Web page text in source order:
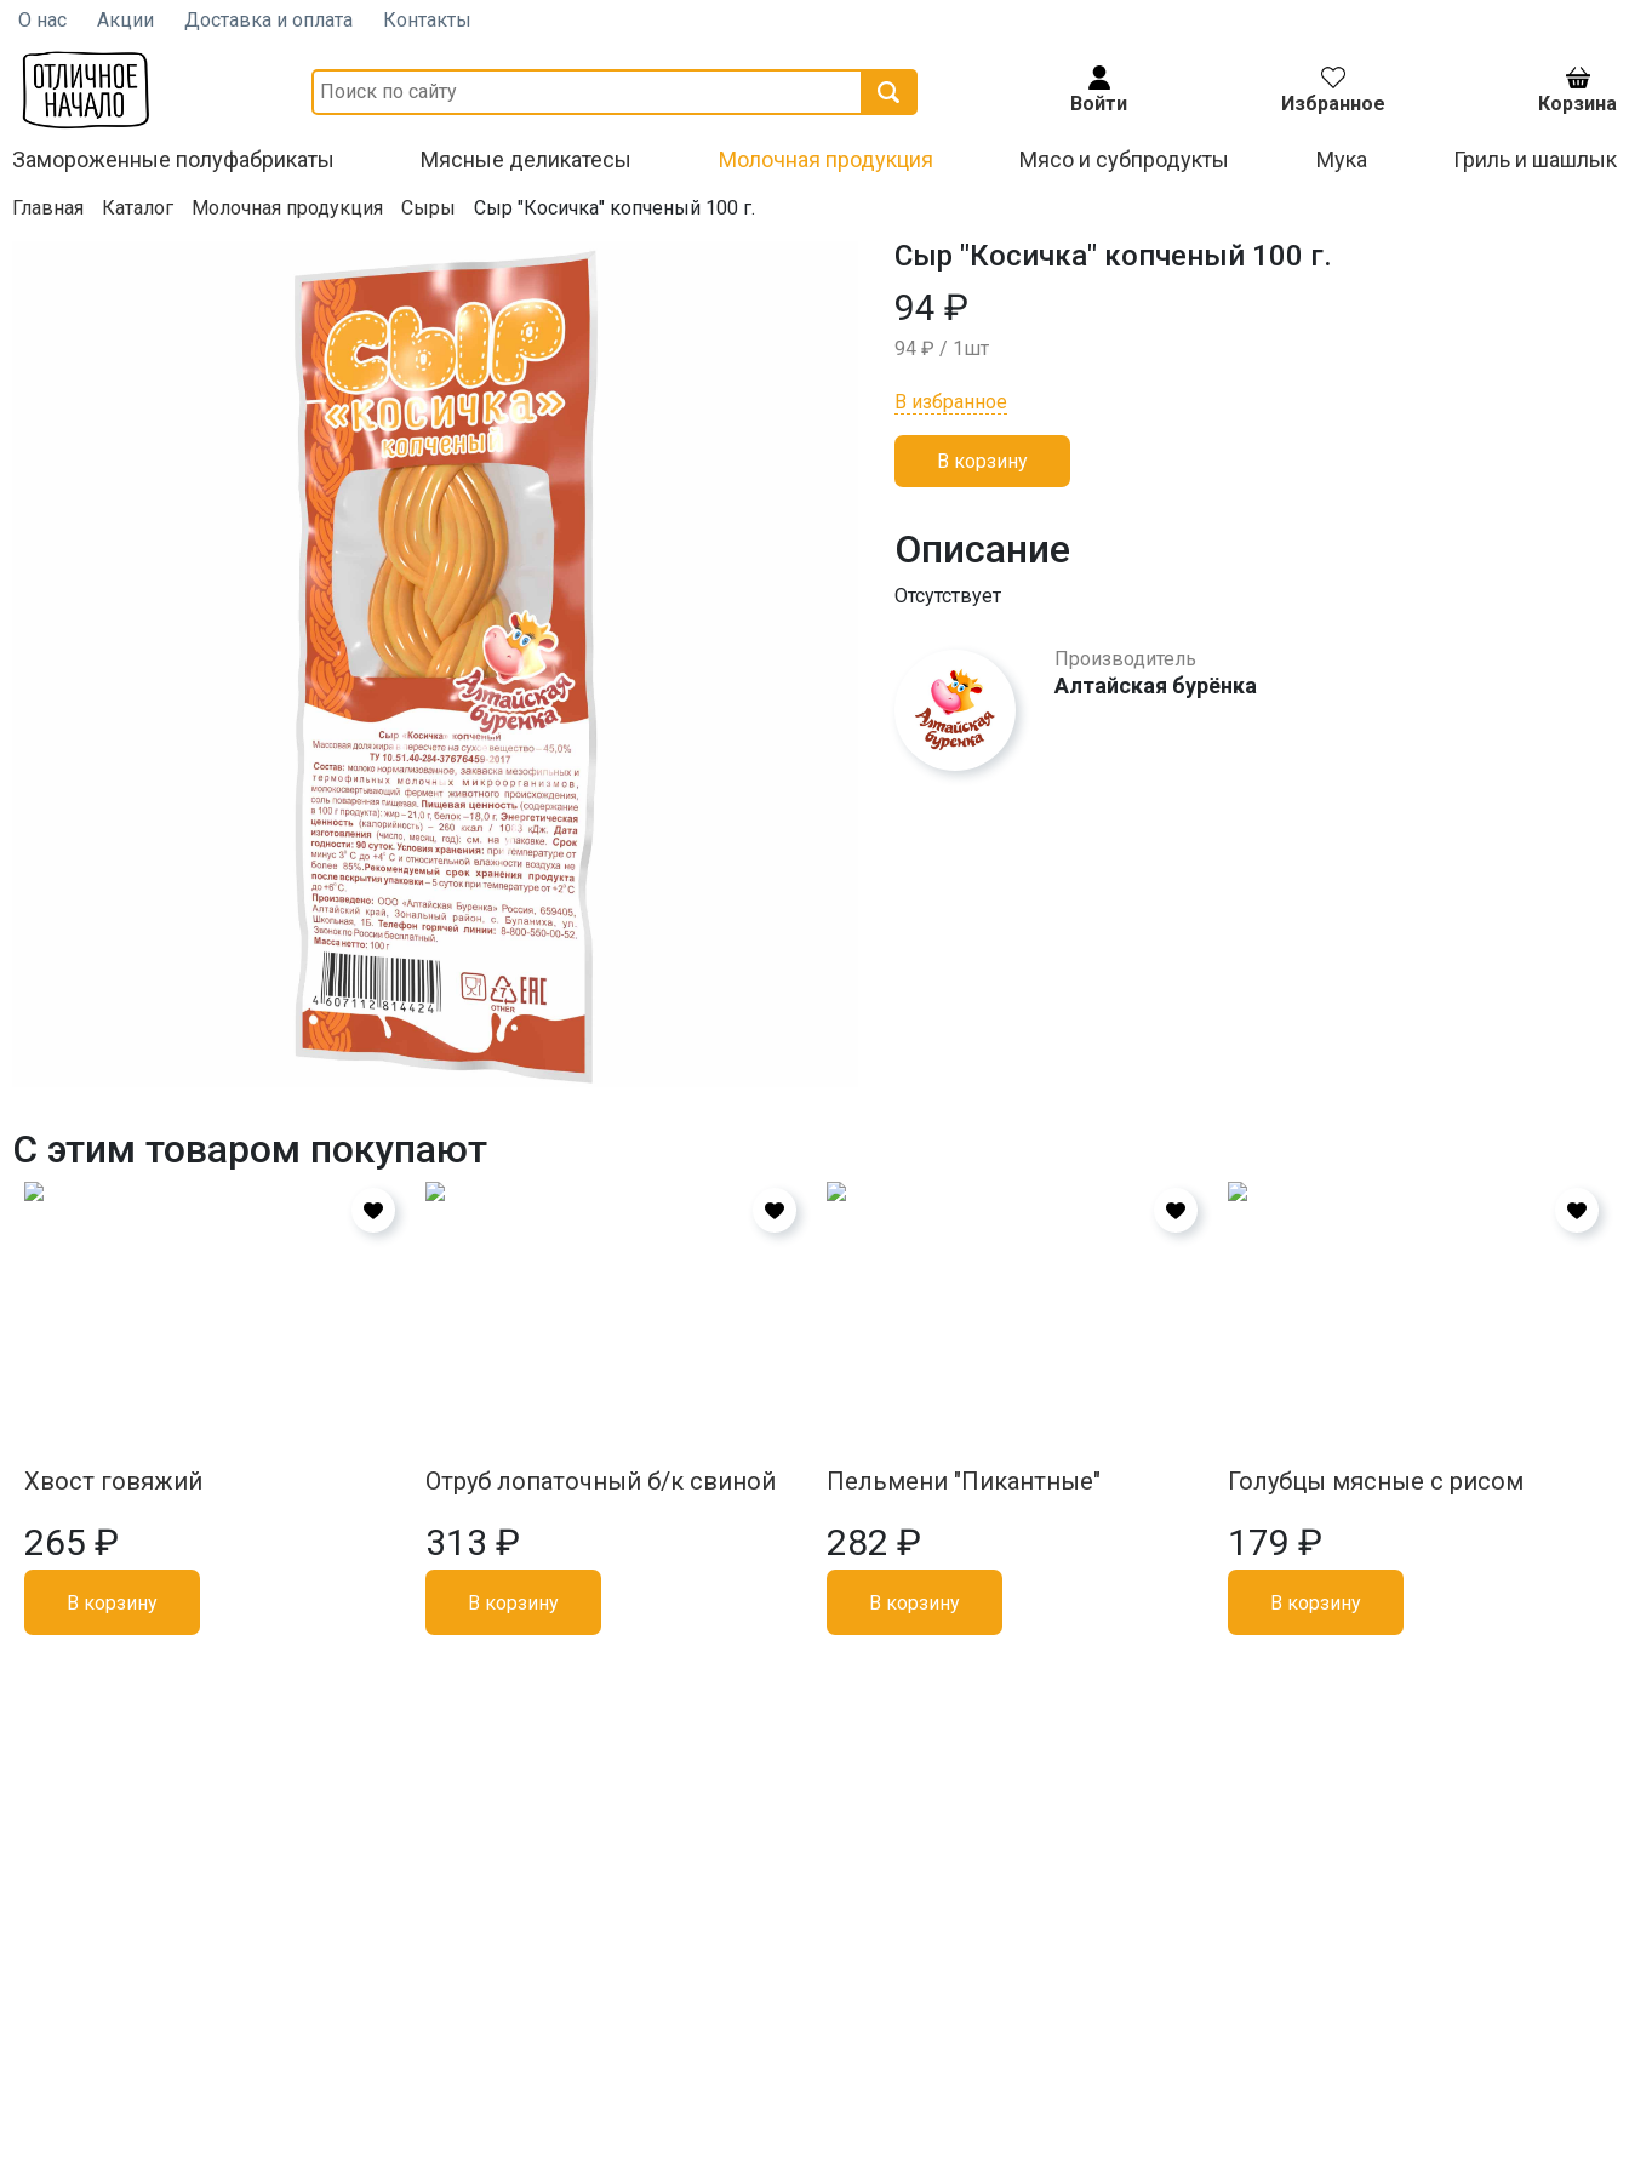
О нас Акции Доставка и оплата Контакты
Войти Избранное Корзина
Замороженные полуфабрикаты Мясные деликатесы Молочная продукция Мясо и субпродукты Мука Гриль и шашлык
Главная Каталог Молочная продукция Сыры Сыр "Косичка" копченый 100 г.
Сыр "Косичка" копченый 100 г.
94 ₽
94 ₽ / 1шт
В избранное
В корзину
Описание
Отсутствует
Производитель
Алтайская бурёнка
С этим товаром покупают
Хвост говяжий
265 ₽
В корзину
Отруб лопаточный б/к свиной
313 ₽
В корзину
Пельмени "Пикантные"
282 ₽
В корзину
Голубцы мясные с рисом
179 ₽
В корзину